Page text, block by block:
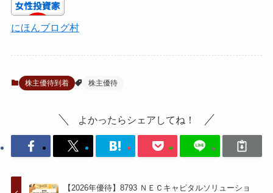
にほんブログ村
株主優待到着 株主優待
よかったらシェアしてね！
【2026年優待】8793 ＮＥＣキャピタルソリューショ